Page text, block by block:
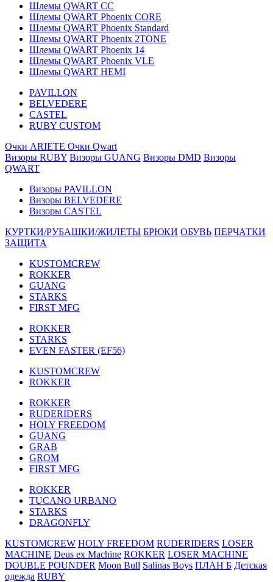
Шлемы QWART CC
Шлемы QWART Phoenix CORE
Шлемы QWART Phoenix Standard
Шлемы QWART Phoenix 2TONE
Шлемы QWART Phoenix 14
Шлемы QWART Phoenix VLE
Шлемы QWART HEMI
PAVILLON
BELVEDERE
CASTEL
RUBY CUSTOM
Очки ARIETE Очки Qwart
Визоры RUBY Визоры GUANG Визоры DMD Визоры
QWART
Визоры PAVILLON
Визоры BELVEDERE
Визоры CASTEL
КУРТКИ/РУБАШКИ/ЖИЛЕТЫ БРЮКИ ОБУВЬ ПЕРЧАТКИ
ЗАЩИТА
KUSTOMCREW
ROKKER
GUANG
STARKS
FIRST MFG
ROKKER
STARKS
EVEN FASTER (EF56)
KUSTOMCREW
ROKKER
ROKKER
RUDERIDERS
HOLY FREEDOM
GUANG
GRAB
GROM
FIRST MFG
ROKKER
TUCANO URBANO
STARKS
DRAGONFLY
KUSTOMCREW HOLY FREEDOM RUDERIDERS LOSER
MACHINE Deus ex Machine ROKKER LOSER MACHINE
DOUBLE POUNDER Moon Bull Salinas Boys ПЛАН Б Детская
одежда RUBY